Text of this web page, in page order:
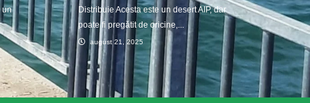
un
Distribuie Acesta este un desert AIP, dar
poate fi pregătit de oricine,...
august 21, 2025